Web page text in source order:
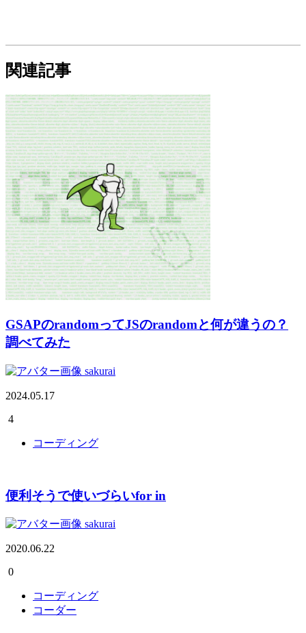
関連記事
GSAPのrandomってJSのrandomと何が違うの？
調べてみた
sakurai
2024.05.17
4
コーディング
便利そうで使いづらいfor in
sakurai
2020.06.22
0
コーディング
コーダー